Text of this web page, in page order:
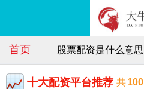
首页 股票配资是什么意思
十大配资平台推荐 共100